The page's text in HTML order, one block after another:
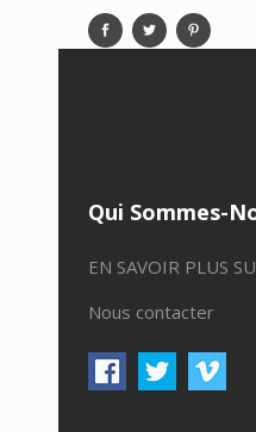
Qui Sommes-
EN SAVOIR PLUS
Nous contacter